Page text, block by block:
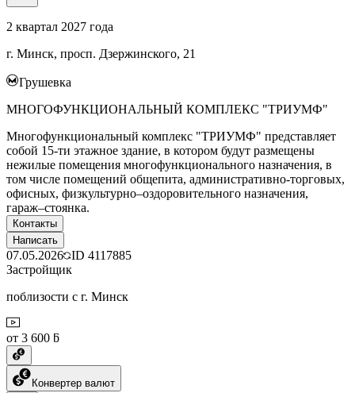
2 квартал 2027 года
г. Минск, просп. Дзержинского, 21
Грушевка
МНОГОФУНКЦИОНАЛЬНЫЙ КОМПЛЕКС "ТРИУМФ"
Многофункциональный комплекс "ТРИУМФ" представляет
собой 15-ти этажное здание, в котором будут размещены
нежилые помещения многофункционального назначения, в
том числе помещений общепита, административно-торговых,
офисных, физкультурно–оздоровительного назначения,
гараж–стоянка.
Контакты
Написать
07.05.2026 ID 4117885
Застройщик
поблизости с г. Минск
от 3 600 ƃ
Конвертер валют